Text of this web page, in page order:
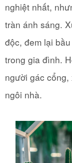
nghiệt nhất,
tràn ánh sáng.
độc, đem lại
trong gia đình.
người gác
ngôi nhà.